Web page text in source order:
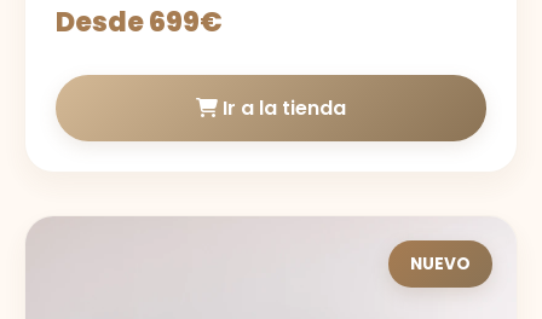
Desde 699€
Ir a la tienda
NUEVO